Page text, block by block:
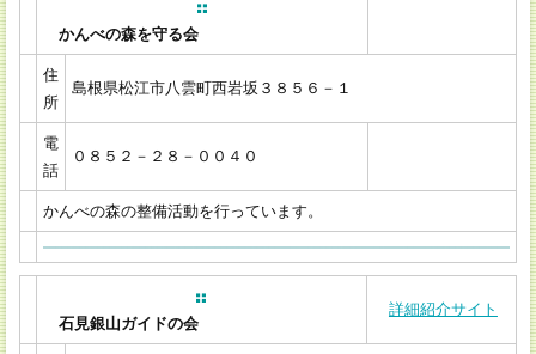
かんべの森を守る会
住
所
島根県松江市八雲町西岩坂３８５６－１
電
話
０８５２－２８－００４０
かんべの森の整備活動を行っています。
石見銀山ガイドの会
詳細紹介サイト